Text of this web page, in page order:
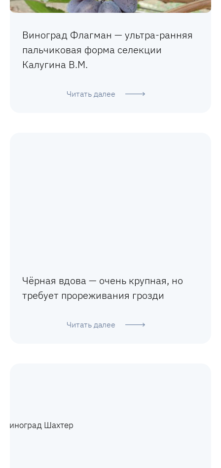
Виноград Флагман — ультра-ранняя
пальчиковая форма селекции
Калугина В.М.
Читать далее
Чёрная вдова — очень крупная, но
требует прореживания грозди
Читать далее